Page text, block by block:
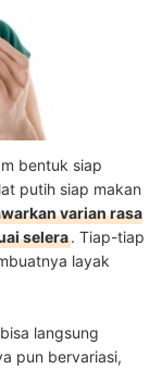
bentuk siap
putih siap makan
varian rasa
selera. Tiap-tiap
layak
langsung
pun bervariasi,